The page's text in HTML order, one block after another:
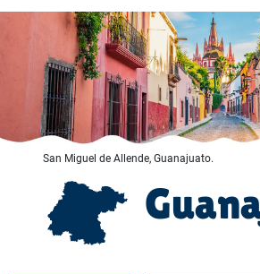
San Miguel de Allende, Guanajuato.